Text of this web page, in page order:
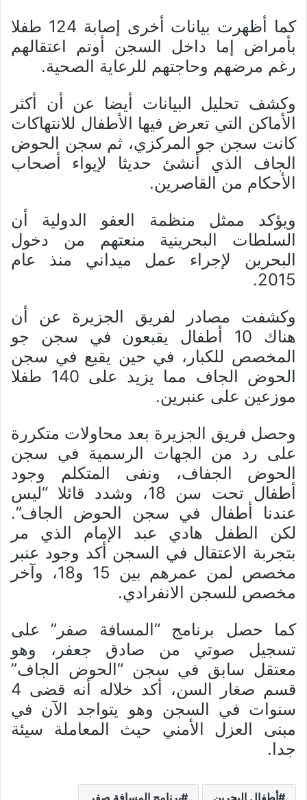
كما أظهرت بيانات أخرى إصابة 124 طفلا
بأمراض إما داخل السجن أوتم اعتقالهم
رغم مرضهم وحاجتهم للرعاية الصحية.
وكشف تحليل البيانات أيضا عن أن أكثر
الأماكن التي تعرض فيها الأطفال للانتهاكات
كانت سجن جو المركزي، ثم سجن الحوض
الجاف الذي أنشئ حديثا لإيواء أصحاب
الأحكام من القاصرين.
ويؤكد ممثل منظمة العفو الدولية أن
السلطات البحرينية منعتهم من دخول
البحرين لإجراء عمل ميداني منذ عام
2015.
وكشفت مصادر لفريق الجزيرة عن أن
هناك 10 أطفال يقبعون في سجن جو
المخصص للكبار، في حين يقبع في سجن
الحوض الجاف مما يزيد على 140 طفلا
موزعين على عنبرين.
وحصل فريق الجزيرة بعد محاولات متكررة
على رد من الجهات الرسمية في سجن
الحوض الجفاف، ونفى المتكلم وجود
أطفال تحت سن 18، وشدد قائلا “ليس
عندنا أطفال في سجن الحوض الجاف”.
لكن الطفل هادي عبد الإمام الذي مر
بتجربة الاعتقال في السجن أكد وجود عنبر
مخصص لمن عمرهم بين 15 و18، وآخر
مخصص للسجن الانفرادي.
كما حصل برنامج “المسافة صفر” على
تسجيل صوتي من صادق جعفر، وهو
معتقل سابق في سجن “الحوض الجاف”
قسم صغار السن، أكد خلاله أنه قضى 4
سنوات في السجن وهو يتواجد الآن في
مبنى العزل الأمني حيث المعاملة سيئة
جدا.
أطفال البحرين برنامج المسافة صفر